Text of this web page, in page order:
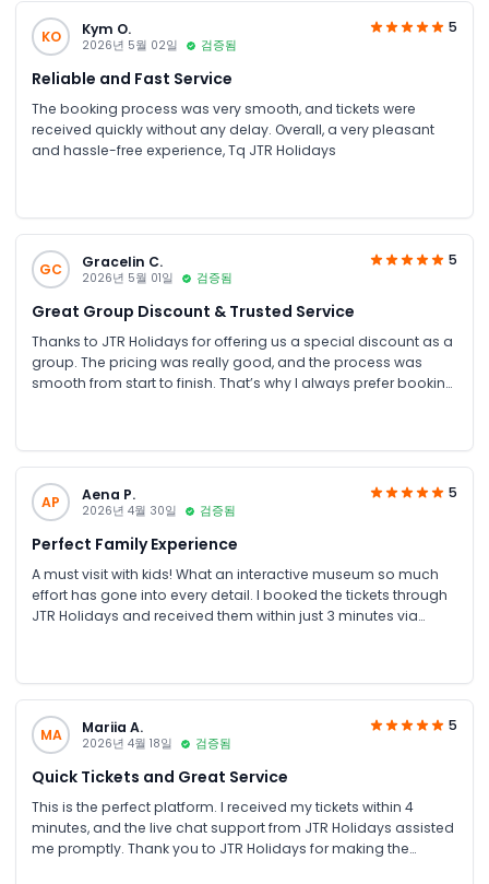
KO Kym O.
2026년 5월 02일 검증됨
5
Reliable and Fast Service
The booking process was very smooth, and tickets were
received quickly without any delay. Overall, a very pleasant
and hassle-free experience, Tq JTR Holidays
GC Gracelin C.
2026년 5월 01일 검증됨
5
Great Group Discount & Trusted Service
Thanks to JTR Holidays for offering us a special discount as a
group. The pricing was really good, and the process was
smooth from start to finish. That’s why I always prefer booking
AP Aena P.
2026년 4월 30일 검증됨
5
Perfect Family Experience
A must visit with kids! What an interactive museum so much
effort has gone into every detail. I booked the tickets through
JTR Holidays and received them within just 3 minutes via
MA Mariia A.
2026년 4월 18일 검증됨
5
Quick Tickets and Great Service
This is the perfect platform. I received my tickets within 4
minutes, and the live chat support from JTR Holidays assisted
me promptly. Thank you to JTR Holidays for making the